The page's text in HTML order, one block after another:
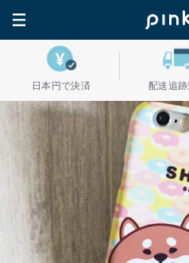
日本円で決済 配送追